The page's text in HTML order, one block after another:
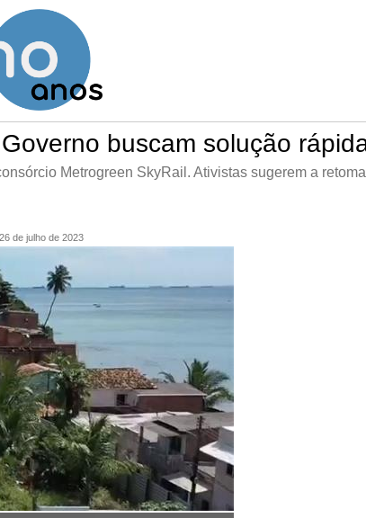
buscam solução
Metrogreen SkyRail. Ativistas sugerem a
26 de julho de 2023